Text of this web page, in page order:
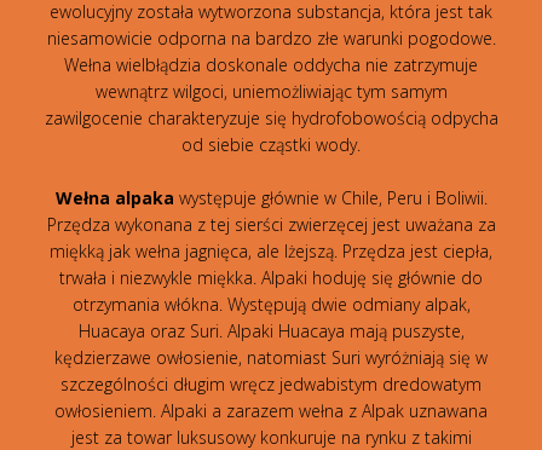
ewolucyjny została wytworzona substancja, która jest tak
niesamowicie odporna na bardzo złe warunki pogodowe.
Wełna wielbłądzia doskonale oddycha nie zatrzymuje
wewnątrz wilgoci, uniemożliwiając tym samym
zawilgocenie charakteryzuje się hydrofobowością odpycha
od siebie cząstki wody.
Wełna alpaka występuje głównie w Chile, Peru i Boliwii.
Przędza wykonana z tej sierści zwierzęcej jest uważana za
miękką jak wełna jagnięca, ale lżejszą. Przędza jest ciepła,
trwała i niezwykle miękka. Alpaki hoduję się głównie do
otrzymania włókna. Występują dwie odmiany alpak,
Huacaya oraz Suri. Alpaki Huacaya mają puszyste,
kędzierzawe owłosienie, natomiast Suri wyróżniają się w
szczególności długim wręcz jedwabistym dredowatym
owłosieniem. Alpaki a zarazem wełna z Alpak uznawana
jest za towar luksusowy konkuruje na rynku z takimi